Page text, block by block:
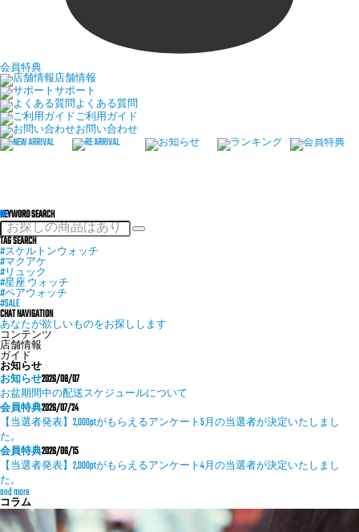
会員特典
店舗情報
サポート
よくある質問
ご利用ガイド
お問い合わせ
KEYWORD SEARCH
TAG SEARCH
#スケルトンウォッチ
#マクアケ
#リュック
#星座 ウォッチ
#ペアウォッチ
#SALE
CHAT NAVIGATION
あなたが欲しいものをお探しします
コンテンツ
店舗情報
ガイド
お知らせ
お知らせ2026/08/07
お盆期間中の配送スケジュールについて
会員特典2026/07/24
【当選者発表】2,000ptがもらえるアンケート5月の当選者が決定いたしまし
た。
会員特典2026/06/15
【当選者発表】2,000ptがもらえるアンケート4月の当選者が決定いたしまし
た。
and more
コラム